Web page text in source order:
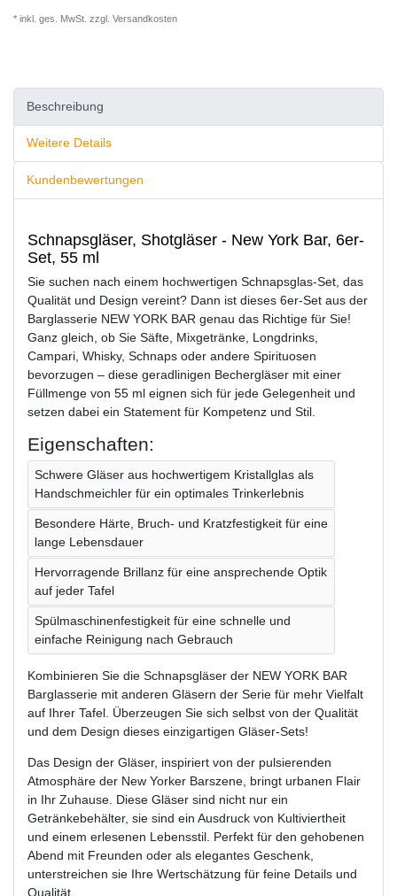
* inkl. ges. MwSt. zzgl. Versandkosten
Beschreibung
Weitere Details
Kundenbewertungen
Schnapsgläser, Shotgläser - New York Bar, 6er-
Set, 55 ml
Sie suchen nach einem hochwertigen Schnapsglas-Set, das
Qualität und Design vereint? Dann ist dieses 6er-Set aus der
Barglasserie NEW YORK BAR genau das Richtige für Sie!
Ganz gleich, ob Sie Säfte, Mixgetränke, Longdrinks,
Campari, Whisky, Schnaps oder andere Spirituosen
bevorzugen – diese geradlinigen Bechergläser mit einer
Füllmenge von 55 ml eignen sich für jede Gelegenheit und
setzen dabei ein Statement für Kompetenz und Stil.
Eigenschaften:
Schwere Gläser aus hochwertigem Kristallglas als
Handschmeichler für ein optimales Trinkerlebnis
Besondere Härte, Bruch- und Kratzfestigkeit für eine
lange Lebensdauer
Hervorragende Brillanz für eine ansprechende Optik
auf jeder Tafel
Spülmaschinenfestigkeit für eine schnelle und
einfache Reinigung nach Gebrauch
Kombinieren Sie die Schnapsgläser der NEW YORK BAR
Barglasserie mit anderen Gläsern der Serie für mehr Vielfalt
auf Ihrer Tafel. Überzeugen Sie sich selbst von der Qualität
und dem Design dieses einzigartigen Gläser-Sets!
Das Design der Gläser, inspiriert von der pulsierenden
Atmosphäre der New Yorker Barszene, bringt urbanen Flair
in Ihr Zuhause. Diese Gläser sind nicht nur ein
Getränkebehälter, sie sind ein Ausdruck von Kultiviertheit
und einem erlesenen Lebensstil. Perfekt für den gehobenen
Abend mit Freunden oder als elegantes Geschenk,
unterstreichen sie Ihre Wertschätzung für feine Details und
Qualität.